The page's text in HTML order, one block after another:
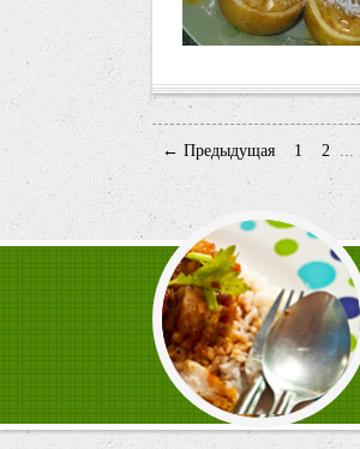
← Предыдущая 1 2 ...